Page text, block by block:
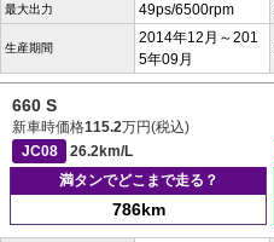
最大出力 49ps/6500rpm
生産期間
2014年12月～201
5年09月
660 S
新車時価格115.2万円(税込)
JC08
26.2km/L
満タンでどこまで走る？
786km